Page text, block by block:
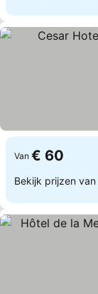
Van € 60
Bekijk prijzen van